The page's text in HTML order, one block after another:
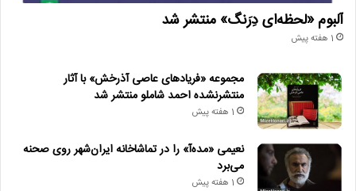
آلبوم «لحظه‌ای دِرَنگ» منتشر شد
1 هفته پیش
مجموعه «فریادهای عاصی آذرخش» با آثار
منتشرنشده احمد شاملو منتشر شد
1 هفته پیش
نعیمی «مده‌آ» را در تماشاخانه ایران‌شهر روی صحنه
می‌برد
1 هفته پیش